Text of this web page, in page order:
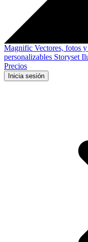
Magnific Vectores, fotos
personalizables Storyset
Precios
Inicia sesión